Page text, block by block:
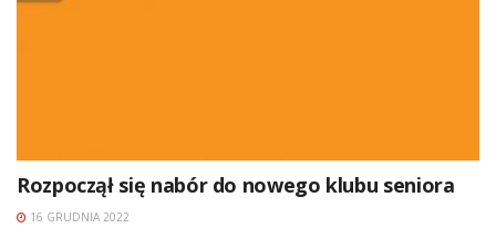
Rozpoczął się nabór do nowego klubu seniora
16 GRUDNIA 2022